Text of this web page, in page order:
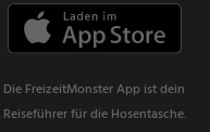
Die FreizeitMonster App ist dein
Reiseführer für die Hosentasche.